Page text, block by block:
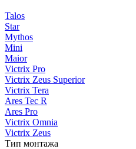
Talos
Star
Mythos
Mini
Maior
Victrix Pro
Victrix Zeus Superior
Victrix Tera
Ares Tec R
Ares Pro
Victrix Omnia
Victrix Zeus
Тип монтажа